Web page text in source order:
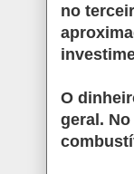
no
O
geral.